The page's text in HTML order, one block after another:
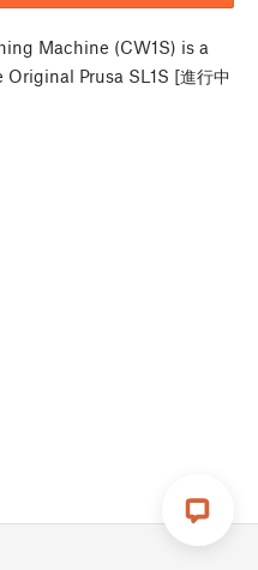
Machine (CW1S) is a
Prusa SL1S [進行中